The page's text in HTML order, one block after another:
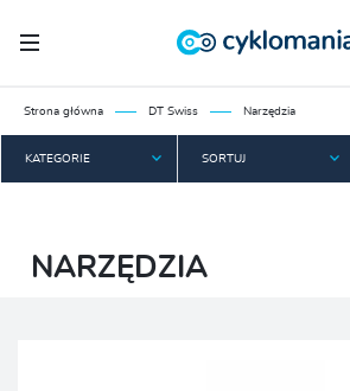
Strona główna DT Swiss Narzędzia
KATEGORIE SORTUJ
NARZĘDZIA